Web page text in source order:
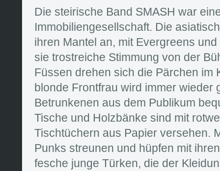
Die steirische Band SMASH war
Immobiliengesellschaft. Die
ihren Mantel an, mit Evergreens
sie trostreiche Stimmung von der
Füssen drehen sich die Pärchen im
blonde Frontfrau wird immer wieder
Betrunkenen aus dem Publikum
Tische und Holzbänke sind mit
Tischtüchern aus Papier versehen.
Punks streunen und hüpfen mit
fesche junge Türken, die der